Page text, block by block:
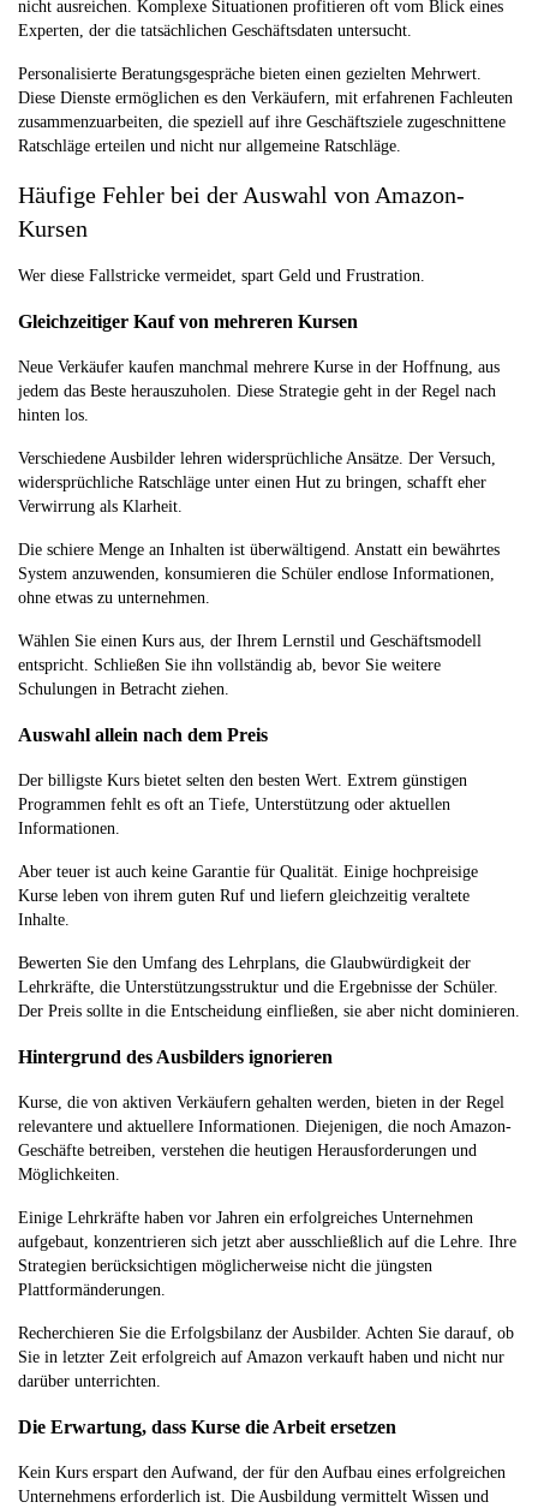
nicht ausreichen. Komplexe Situationen profitieren oft vom Blick eines
Experten, der die tatsächlichen Geschäftsdaten untersucht.
Personalisierte Beratungsgespräche bieten einen gezielten Mehrwert.
Diese Dienste ermöglichen es den Verkäufern, mit erfahrenen Fachleuten
zusammenzuarbeiten, die speziell auf ihre Geschäftsziele zugeschnittene
Ratschläge erteilen und nicht nur allgemeine Ratschläge.
Häufige Fehler bei der Auswahl von Amazon-
Kursen
Wer diese Fallstricke vermeidet, spart Geld und Frustration.
Gleichzeitiger Kauf von mehreren Kursen
Neue Verkäufer kaufen manchmal mehrere Kurse in der Hoffnung, aus
jedem das Beste herauszuholen. Diese Strategie geht in der Regel nach
hinten los.
Verschiedene Ausbilder lehren widersprüchliche Ansätze. Der Versuch,
widersprüchliche Ratschläge unter einen Hut zu bringen, schafft eher
Verwirrung als Klarheit.
Die schiere Menge an Inhalten ist überwältigend. Anstatt ein bewährtes
System anzuwenden, konsumieren die Schüler endlose Informationen,
ohne etwas zu unternehmen.
Wählen Sie einen Kurs aus, der Ihrem Lernstil und Geschäftsmodell
entspricht. Schließen Sie ihn vollständig ab, bevor Sie weitere
Schulungen in Betracht ziehen.
Auswahl allein nach dem Preis
Der billigste Kurs bietet selten den besten Wert. Extrem günstigen
Programmen fehlt es oft an Tiefe, Unterstützung oder aktuellen
Informationen.
Aber teuer ist auch keine Garantie für Qualität. Einige hochpreisige
Kurse leben von ihrem guten Ruf und liefern gleichzeitig veraltete
Inhalte.
Bewerten Sie den Umfang des Lehrplans, die Glaubwürdigkeit der
Lehrkräfte, die Unterstützungsstruktur und die Ergebnisse der Schüler.
Der Preis sollte in die Entscheidung einfließen, sie aber nicht dominieren.
Hintergrund des Ausbilders ignorieren
Kurse, die von aktiven Verkäufern gehalten werden, bieten in der Regel
relevantere und aktuellere Informationen. Diejenigen, die noch Amazon-
Geschäfte betreiben, verstehen die heutigen Herausforderungen und
Möglichkeiten.
Einige Lehrkräfte haben vor Jahren ein erfolgreiches Unternehmen
aufgebaut, konzentrieren sich jetzt aber ausschließlich auf die Lehre. Ihre
Strategien berücksichtigen möglicherweise nicht die jüngsten
Plattformänderungen.
Recherchieren Sie die Erfolgsbilanz der Ausbilder. Achten Sie darauf, ob
Sie in letzter Zeit erfolgreich auf Amazon verkauft haben und nicht nur
darüber unterrichten.
Die Erwartung, dass Kurse die Arbeit ersetzen
Kein Kurs erspart den Aufwand, der für den Aufbau eines erfolgreichen
Unternehmens erforderlich ist. Die Ausbildung vermittelt Wissen und